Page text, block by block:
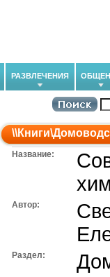
РАЗВЛЕЧЕНИЯ
\\Книги\
Название:
Автор:
Раздел: